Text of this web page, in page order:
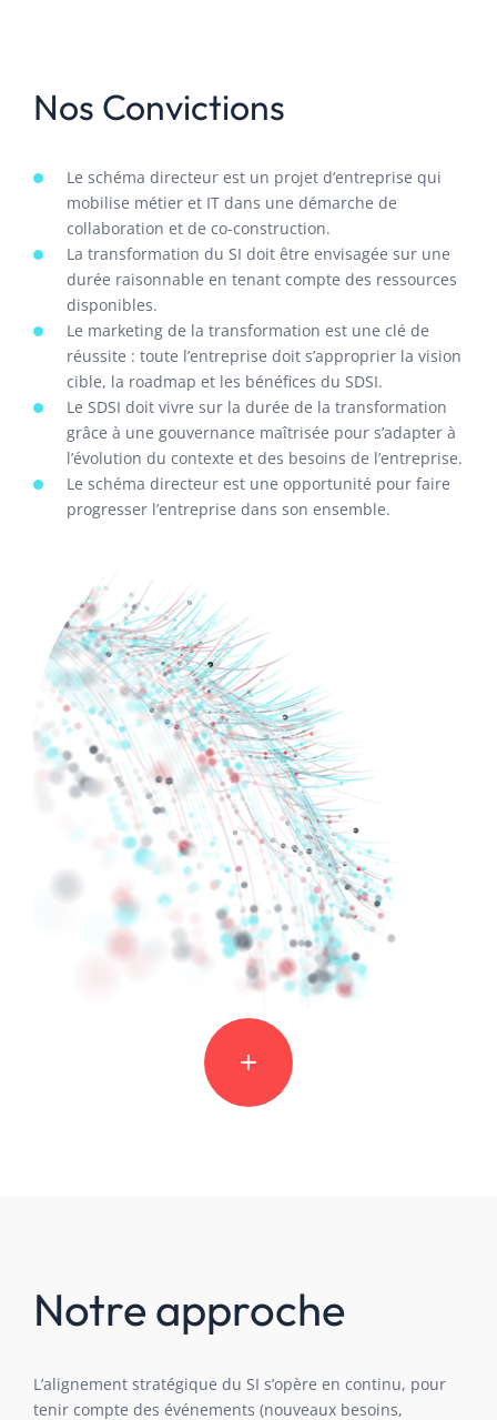
Nos Convictions
Le schéma directeur est un projet d’entreprise qui
mobilise métier et IT dans une démarche de
collaboration et de co-construction.
La transformation du SI doit être envisagée sur une
durée raisonnable en tenant compte des ressources
disponibles.
Le marketing de la transformation est une clé de
réussite : toute l’entreprise doit s’approprier la vision
cible, la roadmap et les bénéfices du SDSI.
Le SDSI doit vivre sur la durée de la transformation
grâce à une gouvernance maîtrisée pour s’adapter à
l’évolution du contexte et des besoins de l’entreprise.
Le schéma directeur est une opportunité pour faire
progresser l’entreprise dans son ensemble.
Notre approche
L’alignement stratégique du SI s’opère en continu, pour
tenir compte des événements (nouveaux besoins,